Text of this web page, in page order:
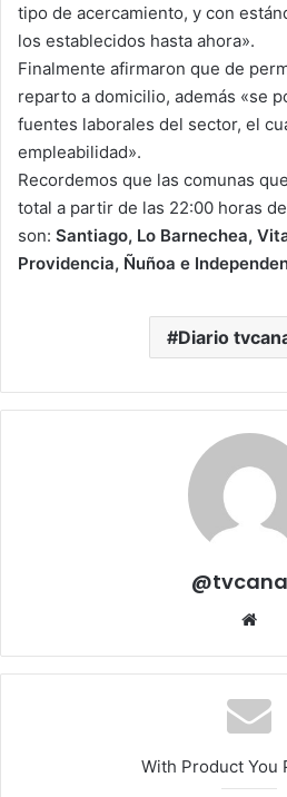
tipo de acercamiento, y con
los establecidos hasta ahora».
Finalmente afirmaron que de
reparto a domicilio, además «se
fuentes laborales del sector, el
empleabilidad».
Recordemos que las comunas
total a partir de las 22:00 horas
son: Santiago, Lo Barnechea,
Providencia, Ñuñoa e
Diario
With Product You